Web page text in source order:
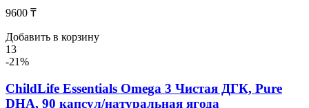
9600 ₸
Добавить в корзину
13
-21%
ChildLife Essentials Omega 3 Чистая ДГК, Pure
DHA, 90 капсул/натуральная ягода